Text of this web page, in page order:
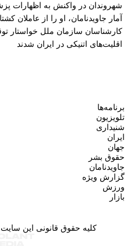
شهروندان در واکنش به اظهارات
آمار جاویدنامان، او را از عاملان
کارشناسان سازمان ملل خواستار
اقلیت‌های اتنیکی در ایران شدند
برنامه‌ها
تلویزیون
شنیداری
ایران
جهان
حقوق بشر
جاویدنامان
گزارش ویژه
ورزش
بازار
کلیه حقوق قانونی این